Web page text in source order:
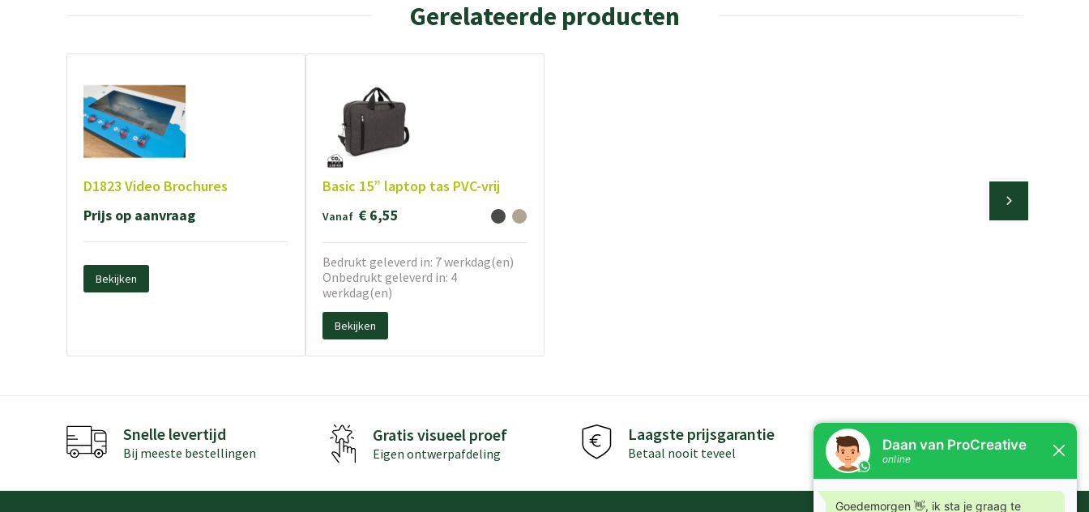
Gerelateerde producten
D1823 Video Brochures
Prijs op aanvraag
Bekijken
Basic 15” laptop tas PVC-vrij
Vanaf € 6,55
Bedrukt geleverd in: 7 werkdag(en)
Onbedrukt geleverd in: 4
werkdag(en)
Bekijken
Snelle levertijd
Bij meeste bestellingen
Gratis visueel proef
Eigen ontwerpafdeling
Laagste prijsgarantie
Betaal nooit teveel Kennis in producten